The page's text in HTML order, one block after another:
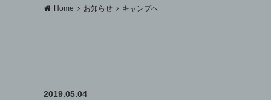
Home お知らせ キャンプへ
2019.05.04